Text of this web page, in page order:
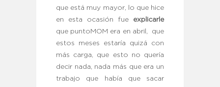
que está muy mayor, lo que hice
en esta ocasión fue explicarle
que puntoMOM era en abril, que
estos meses estaría quizá con
más carga, que esto no quería
decir nada, nada más que era un
trabajo que había que sacar